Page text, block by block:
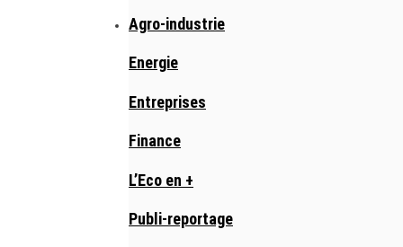
Agro-industrie
Energie
Entreprises
Finance
L’Eco en +
Publi-reportage